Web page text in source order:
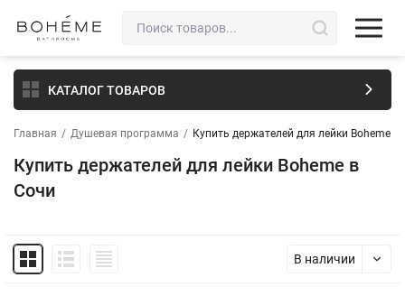
КАТАЛОГ ТОВАРОВ
Главная / Душевая программа / Купить держателей для лейки Boheme в
Купить держателей для лейки Boheme в
Сочи
В наличии